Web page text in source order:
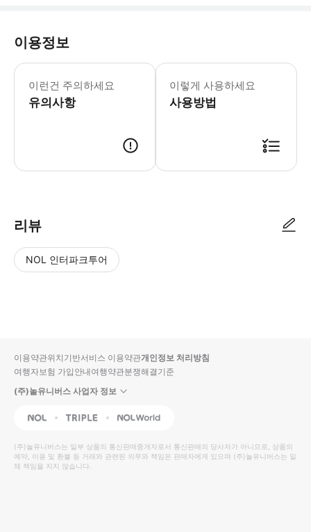
이용정보
이런건 주의하세요
유의사항
• 각 시설의 세부 정보, 영업 시간, 휴
이렇게 사용하세요
사용방법
리뷰
NOL 인터파크투어
입니
다.
높
은
순
동
영
상
순
상
이용약관위치기반서비스 이용약관개인정보 처리방침
여행자보험 가입안내여행약관분쟁해결기준
(주)놀유니버스 사업자 정보
NOL Triple Interpark Global
(주)놀유니버스는 일부 상품의 통신판매중개자로서 통신판매의 당사자가 아니므로, 상품의
예약, 이용 및 환불 등 거래와 관련된 의무와 책임은 판매자에게 있으며 (주)놀유니버스는 일
체 책임을 지지 않습니다.